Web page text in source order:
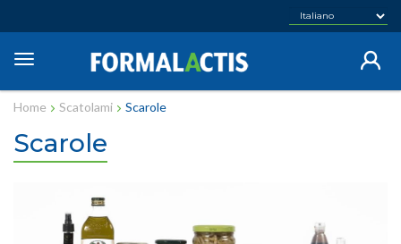
principale
Home Scatolami Scarole
Scarole